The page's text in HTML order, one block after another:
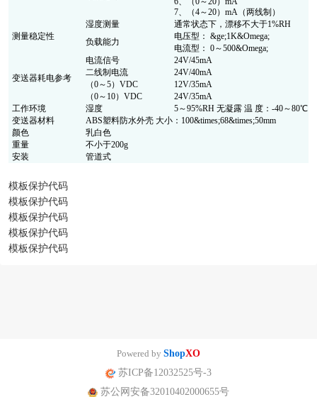
7、（4～20）mA（两线制）
测量稳定性
湿度测量
通常状态下，漂移不大于1%RH
负载能力
电压型： &ge;1K&Omega;
电流型： 0～500&Omega;
变送器耗电参考
电流信号
24V/45mA
二线制电流
24V/40mA
（0～5）VDC
12V/35mA
（0～10）VDC
24V/35mA
工作环境
湿度
5～95%RH 无凝露 温 度：-40～80℃
变送器材料
ABS塑料防水外壳 大小：100&times;68&times;50mm
颜色
乳白色
重量
不小于200g
安装
管道式
模板保护代码
模板保护代码
模板保护代码
模板保护代码
模板保护代码
Powered by ShopXO
苏ICP备12032525号-3
苏公网安备32010402000655号